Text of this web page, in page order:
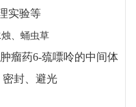
实验等
、蛹虫草
瘤药6-巯嘌呤的中间体
封、避光